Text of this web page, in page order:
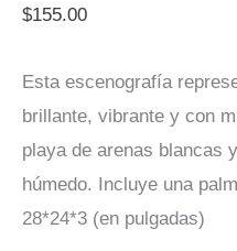
$155.00
Esta escenografía
brillante, vibrante y con
playa de arenas blancas
húmedo. Incluye una
28*24*3 (en pulgadas)